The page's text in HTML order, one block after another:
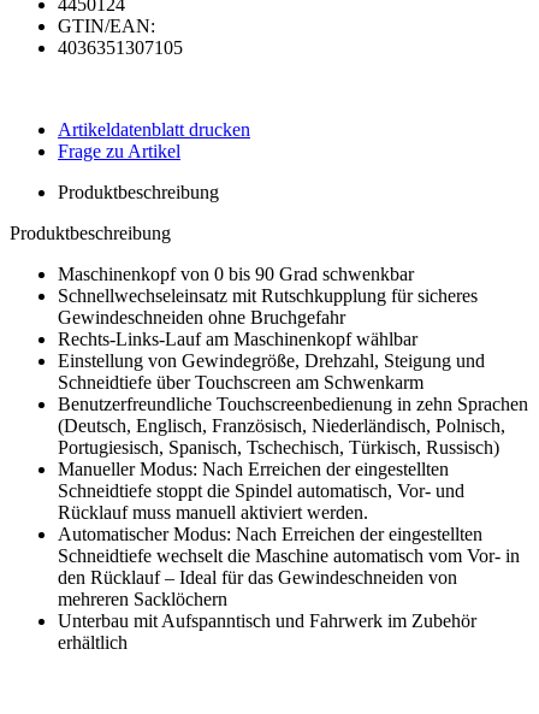
GTIN/EAN:
4036351307105
Artikeldatenblatt drucken
Frage zu Artikel
Produktbeschreibung
Produktbeschreibung
Maschinenkopf von 0 bis 90 Grad schwenkbar
Schnellwechseleinsatz mit Rutschkupplung für sicheres
Gewindeschneiden ohne Bruchgefahr
Rechts-Links-Lauf am Maschinenkopf wählbar
Einstellung von Gewindegröße, Drehzahl, Steigung und
Schneidtiefe über Touchscreen am Schwenkarm
Benutzerfreundliche Touchscreenbedienung in zehn Sprachen
(Deutsch, Englisch, Französisch, Niederländisch, Polnisch,
Portugiesisch, Spanisch, Tschechisch, Türkisch, Russisch)
Manueller Modus: Nach Erreichen der eingestellten
Schneidtiefe stoppt die Spindel automatisch, Vor- und
Rücklauf muss manuell aktiviert werden.
Automatischer Modus: Nach Erreichen der eingestellten
Schneidtiefe wechselt die Maschine automatisch vom Vor- in
den Rücklauf – Ideal für das Gewindeschneiden von
mehreren Sacklöchern
Unterbau mit Aufspanntisch und Fahrwerk im Zubehör
erhältlich